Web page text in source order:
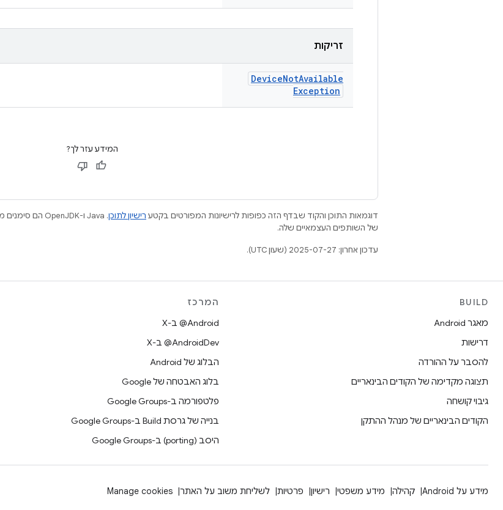
זריקות
DeviceNotAvailable
Exception
המידע עזר לך?
דוגמאות התוכן והקוד שבדף הזה כפופות לרישיונות המפורטים בקטע רישיון לתוכן
של השותפים העצמאיים שלה.
עדכון אחרון: 2025-07-27 (שעון UTC).
BUILD
מאגר Android
דרישות
להסבר על ההורדה
תצוגה מקדימה של הקודים הבינאריים
גיבוי קושחה
הקודים הבינאריים של מנהל ההתקן
המרכז
‫‎@Android ב-X
‫‎@AndroidDev ב-X
הבלוג של Android
בלוג האבטחה של Google
פלטפורמה ב-Google Groups
בנייה של גרסת Build ב-Google Groups
היסב (porting) ב-Google Groups
מידע על Android קהילה מידע משפטי רישיון פרטיות לשליחת משוב על האתר Manage cookies